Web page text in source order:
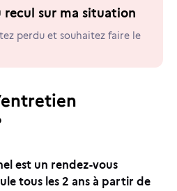
recul sur ma situation
perdu et souhaitez faire le
est un rendez-vous
tous les 2 ans à partir de